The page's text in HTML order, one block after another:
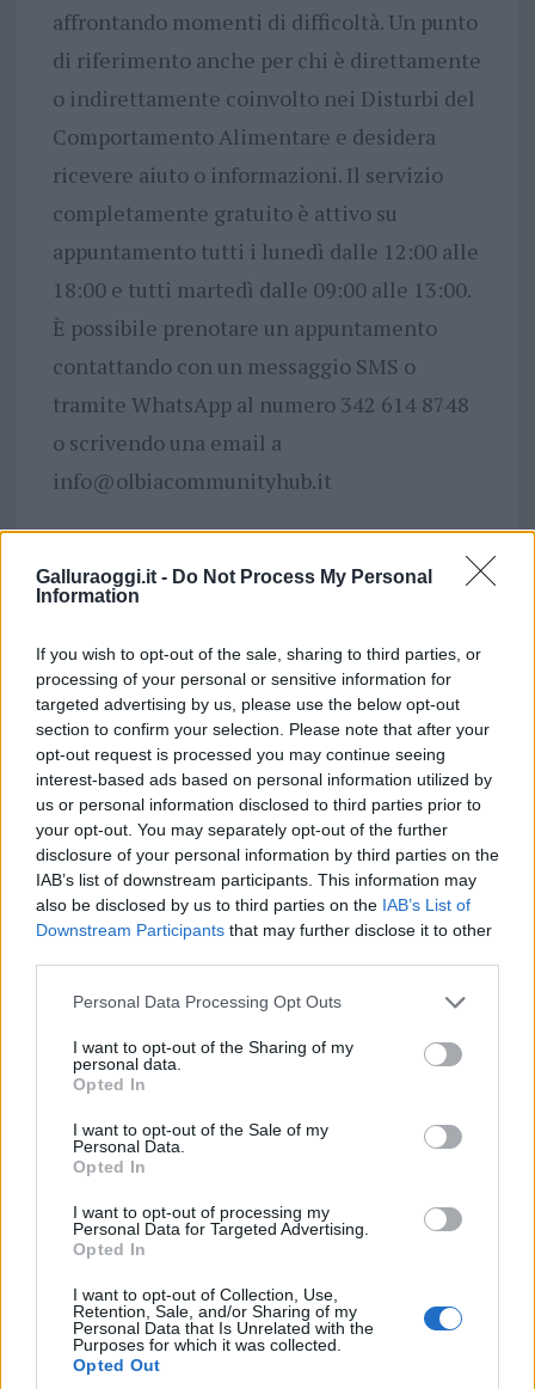
Galluraoggi.it - Do Not Process My Personal
Information
If you wish to opt-out of the sale, sharing to third parties, or
processing of your personal or sensitive information for
targeted advertising by us, please use the below opt-out
section to confirm your selection. Please note that after your
opt-out request is processed you may continue seeing
interest-based ads based on personal information utilized by
us or personal information disclosed to third parties prior to
your opt-out. You may separately opt-out of the further
disclosure of your personal information by third parties on the
IAB’s list of downstream participants. This information may
also be disclosed by us to third parties on the IAB’s List of
Downstream Participants that may further disclose it to other
Please note that this website/app uses one or more Google
not limited to your visit or usage behaviour. You may click to
grant or deny consent to Google and its third-party tags to
use your data for below specified purposes in below Google
consent section.
Personal Data Processing Opt Outs
I want to opt-out of the Sharing of my
personal data.
Opted In
I want to opt-out of the Sale of my
Personal Data.
Opted In
I want to opt-out of processing my
Personal Data for Targeted Advertising.
Opted In
I want to opt-out of Collection, Use,
Retention, Sale, and/or Sharing of my
Personal Data that Is Unrelated with the
Purposes for which it was collected.
Opted Out
affrontando momenti di difficoltà. Un punto
di riferimento anche per chi è direttamente
o indirettamente coinvolto nei Disturbi del
Comportamento Alimentare e desidera
ricevere aiuto o informazioni. Il servizio
completamente gratuito è attivo su
appuntamento tutti i lunedì dalle 12:00 alle
18:00 e tutti martedì dalle 09:00 alle 13:00.
È possibile prenotare un appuntamento
contattando con un messaggio SMS o
tramite WhatsApp al numero 342 614 8748
o scrivendo una email a
info@olbiacommunityhub.it
Questa settimana rappresenta un’occasione
per approfondire il tema, acquisire
soprattutto, per ricordare che nessuno è
solo di fronte a queste difficoltà.
Settimana di sensibilizzazione sui Disturbi
del Comportamento Alimentare all’Olbia
Community Hub
Vuoi rimuovere le pubblicità
nazionali?
Puoi abbonarti asoli € 1,10 al mese
cliccandoqui
Sei già abbonato?
Puoi effettuare l'accesso andando nella
sezioneLogindal menù del sito o
cliccandoqui
TEMI: Eventi Olbia In Evidenza